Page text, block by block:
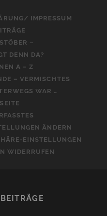
IMPRESSUM
–
DENN DA?
A – Z
– VERMISCHTES
WAR …
ÄNDERN
EINSTELLUNGEN
WIDERRUFEN